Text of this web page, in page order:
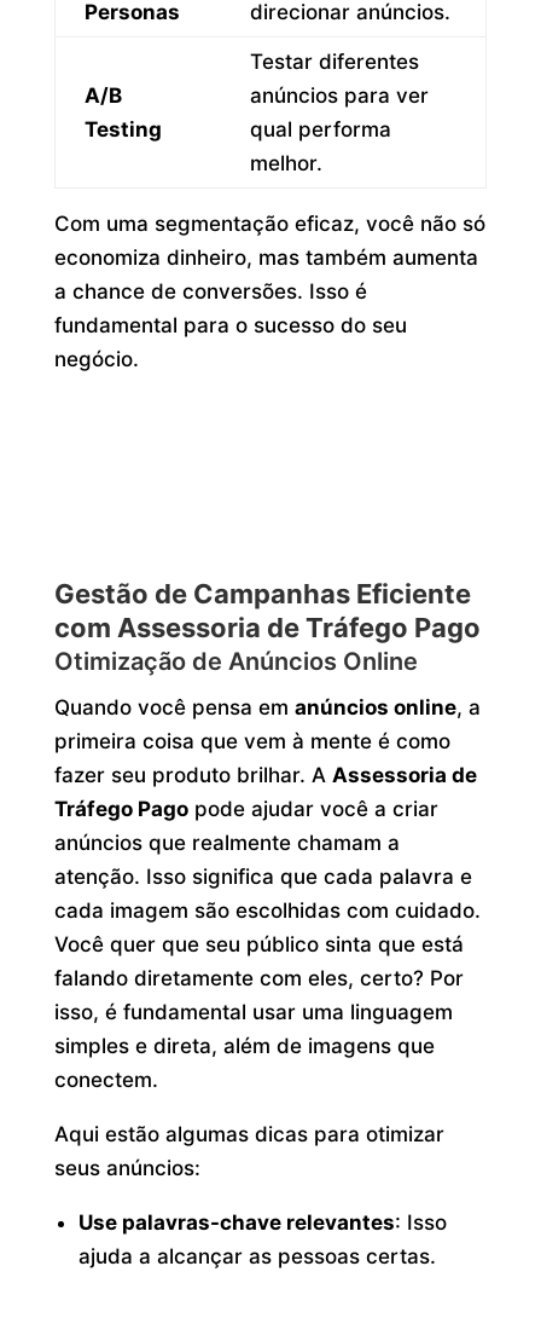
Personas direcionar anúncios.
A/B
Testing
Testar diferentes
anúncios para ver
qual performa
melhor.
Com uma segmentação eficaz, você não só
economiza dinheiro, mas também aumenta
a chance de conversões. Isso é
fundamental para o sucesso do seu
negócio.
Gestão de Campanhas Eficiente
com Assessoria de Tráfego Pago
Otimização de Anúncios Online
Quando você pensa em anúncios online, a
primeira coisa que vem à mente é como
fazer seu produto brilhar. A Assessoria de
Tráfego Pagopode ajudar você a criar
anúncios que realmente chamam a
atenção. Isso significa que cada palavra e
cada imagem são escolhidas com cuidado.
Você quer que seu público sinta que está
falando diretamente com eles, certo? Por
isso, é fundamental usar uma linguagem
simples e direta, além de imagens que
conectem.
Aqui estão algumas dicas para otimizar
seus anúncios:
Use palavras-chave relevantes: Isso
ajuda a alcançar as pessoas certas.